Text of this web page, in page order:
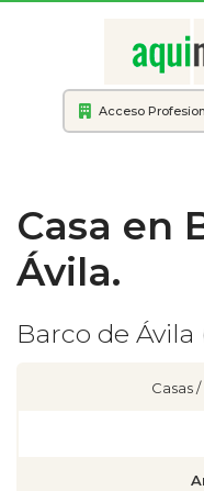
Acceso
Casa en
Ávila.
Barco de Ávila
Casas